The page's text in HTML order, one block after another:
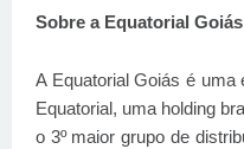
Sobre a Equatorial Goiás
A Equatorial Goiás é uma
Equatorial, uma holding
o 3º maior grupo de